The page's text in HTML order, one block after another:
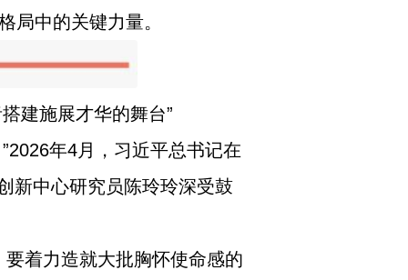
局中的关键力量。
建施展才华的舞台”
年4月，习近平总书记在
新中心研究员陈玲玲深受鼓
着力造就大批胸怀使命感的